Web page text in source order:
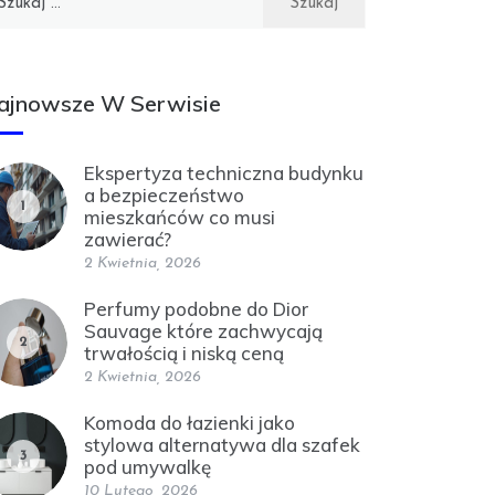
W Serwisie
1
Ekspertyza techniczna budynku
a bezpieczeństwo
mieszkańców co musi
zawierać?
2 Kwietnia, 2026
2
Perfumy podobne do Dior
Sauvage które zachwycają
trwałością i niską ceną
2 Kwietnia, 2026
3
Komoda do łazienki jako
stylowa alternatywa dla szafek
pod umywalkę
10 Lutego, 2026